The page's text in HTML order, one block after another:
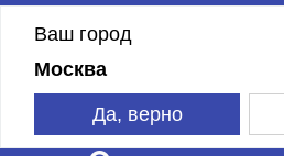
Ваш город
Москва
Да, верно